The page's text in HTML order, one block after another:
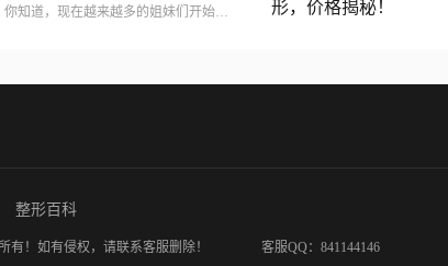
知道，现在越来越多的姐妹们开始关
整形百科
！如有侵权，请联系客服删除！ 客服QQ：841144146